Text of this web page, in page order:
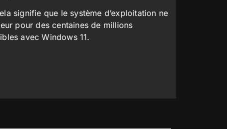
signifie que le système d’exploitation ne
pour des centaines de millions
avec Windows 11.